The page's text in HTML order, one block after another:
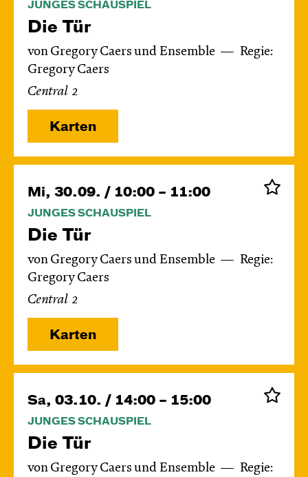
JUNGES SCHAUSPIEL
Die Tür
von Gregory Caers und Ensemble
Regie:
Gregory Caers
Central 2
Karten
Mi, 30.09. / 10:00 – 11:00
JUNGES SCHAUSPIEL
Die Tür
von Gregory Caers und Ensemble
Regie:
Gregory Caers
Central 2
Karten
Sa, 03.10. / 14:00 – 15:00
JUNGES SCHAUSPIEL
Die Tür
von Gregory Caers und Ensemble Regie: